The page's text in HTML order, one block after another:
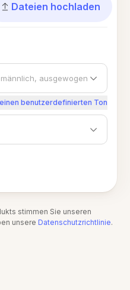
Dateien hochladen
männlich, ausgewogen
benutzerdefinierten Ton
stimmen Sie unseren
unsere Datenschutzrichtlinie.